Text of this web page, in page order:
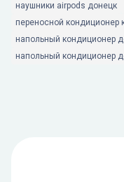
наушники airpods донецк
переносной кондиционер
напольный кондиционер
напольный кондиционер